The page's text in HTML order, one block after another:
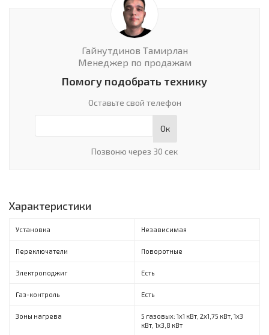
Гайнутдинов Тамирлан
Менеджер по продажам
Помогу подобрать технику
Оставьте свой телефон
Ок
Позвоню через 30 сек
Характеристики
Установка Независимая
Переключатели Поворотные
Электроподжиг Есть
Газ-контроль Есть
Зоны нагрева
5 газовых: 1x1 кВт, 2x1,75 кВт, 1x3
кВт, 1x3,8 кВт